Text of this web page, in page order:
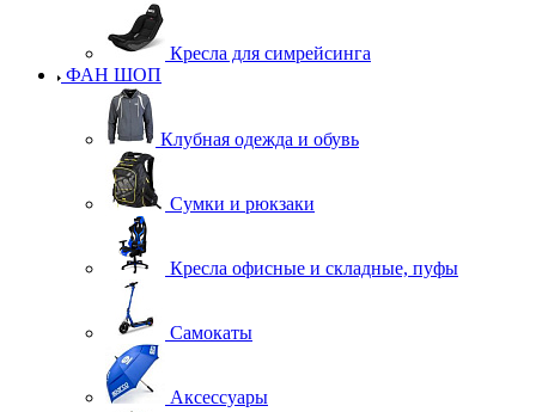
Кресла для симрейсинга
ФАН ШОП
Клубная одежда и обувь
Сумки и рюкзаки
Кресла офисные и складные, пуфы
Самокаты
Аксессуары